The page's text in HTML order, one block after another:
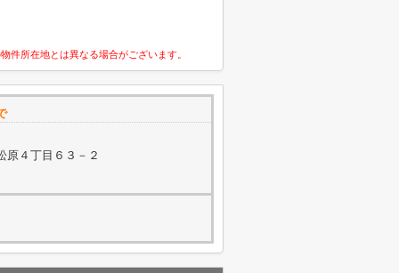
件所在地とは異なる場合がございます。
原４丁目６３－２